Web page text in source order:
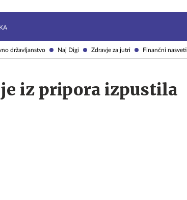
državljanstvo Naj Digi Zdravje za jutri Finančni nasveti
iz pripora izpustila